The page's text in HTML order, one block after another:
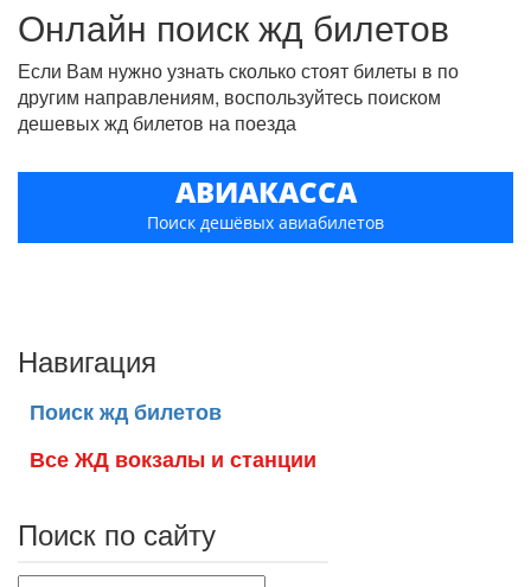
Онлайн поиск жд билетов
Если Вам нужно узнать сколько стоят билеты в по
другим направлениям, воспользуйтесь поиском
дешевых жд билетов на поезда
АВИАКАССА
Поиск дешёвых авиабилетов
Навигация
Поиск жд билетов
Все ЖД вокзалы и станции
Поиск по сайту